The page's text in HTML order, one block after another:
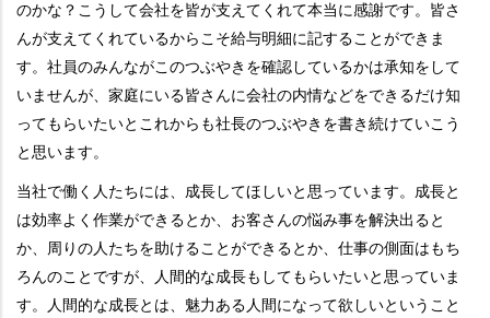
のかな？こうして会社を皆が支えてくれて本当に感謝です。皆さ
んが支えてくれているからこそ給与明細に記することができま
す。社員のみんながこのつぶやきを確認しているかは承知をして
いませんが、家庭にいる皆さんに会社の内情などをできるだけ知
ってもらいたいとこれからも社長のつぶやきを書き続けていこう
と思います。
当社で働く人たちには、成長してほしいと思っています。成長と
は効率よく作業ができるとか、お客さんの悩み事を解決出ると
か、周りの人たちを助けることができるとか、仕事の側面はもち
ろんのことですが、人間的な成長もしてもらいたいと思っていま
す。人間的な成長とは、魅力ある人間になって欲しいということ